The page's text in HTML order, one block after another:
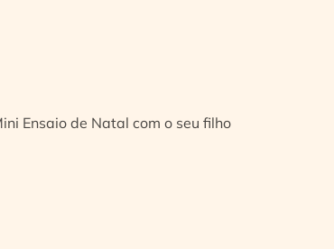
Ensaio de Natal com o seu filho